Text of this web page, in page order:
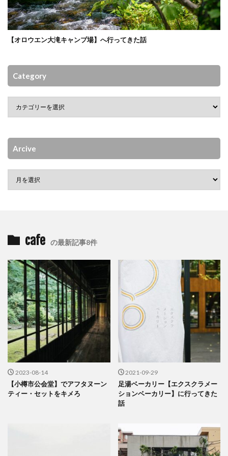
【オロウエン大滝キャンプ場】へ行ってきた話
Category
Arcive
cafe の最新記事8件
2023-08-14
【小樽市公会堂】でアフタヌーン
ティー・セットをキメろ
2021-09-29
足湯ベーカリー【エクスクラメー
ションベーカリー】に行ってきた
話